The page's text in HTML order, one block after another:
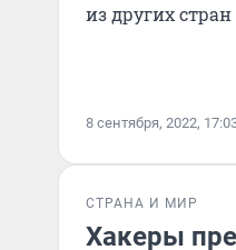
из других
8 сентября, 2022,
СТРАНА И МИР
Хакеры